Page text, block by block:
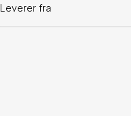
Leverer fra